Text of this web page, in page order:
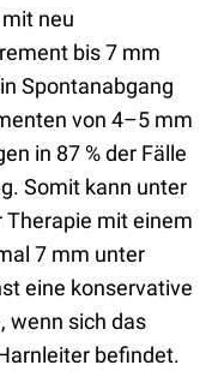
neu
bis 7 mm
Spontanabgang
von 4–5 mm
in 87 % der Fälle
Somit kann unter
mit einem
7 mm unter
eine konservative
wenn sich das
befindet.